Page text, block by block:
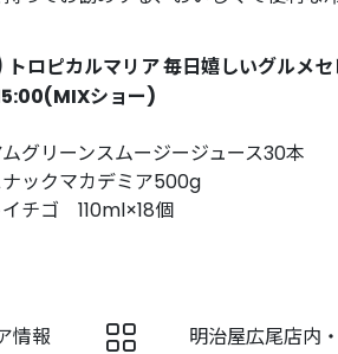
トロピカルマリア 毎日嬉しいグルメ
ショー)
グリーンスムージージュース30本
ックマカデミア500g
イチゴ 110ml×18個
情報 明治屋広尾店内